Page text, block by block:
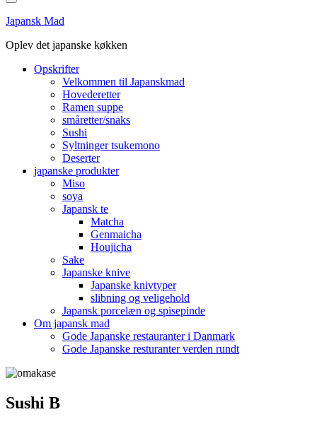
Japansk Mad
Oplev det japanske køkken
Opskrifter
Velkommen til Japanskmad
Hovederetter
Ramen suppe
småretter/snaks
Sushi
Syltninger tsukemono
Deserter
japanske produkter
Miso
soya
Japansk te
Matcha
Genmaicha
Houjicha
Sake
Japanske knive
Japanske knivtyper
slibning og veligehold
Japansk porcelæn og spisepinde
Om japansk mad
Gode Japanske restauranter i Danmark
Gode Japanske resturanter verden rundt
Sushi B